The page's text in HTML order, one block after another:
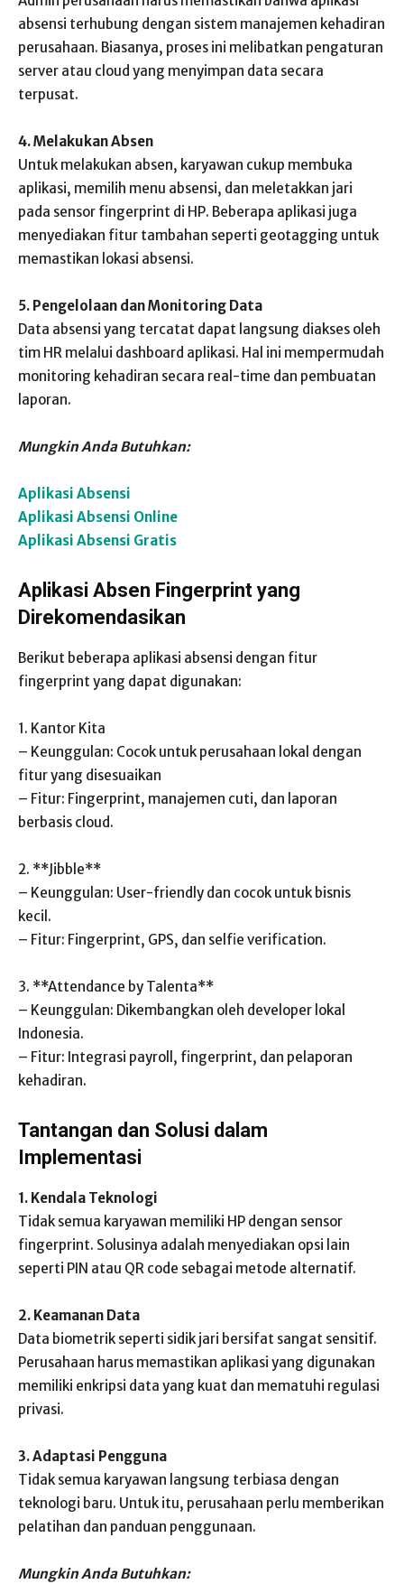
absensi terhubung dengan sistem manajemen kehadiran
perusahaan. Biasanya, proses ini melibatkan pengaturan
server atau cloud yang menyimpan data secara
terpusat.
4. Melakukan Absen
Untuk melakukan absen, karyawan cukup membuka
aplikasi, memilih menu absensi, dan meletakkan jari
pada sensor fingerprint di HP. Beberapa aplikasi juga
menyediakan fitur tambahan seperti geotagging untuk
memastikan lokasi absensi.
5. Pengelolaan dan Monitoring Data
Data absensi yang tercatat dapat langsung diakses oleh
tim HR melalui dashboard aplikasi. Hal ini mempermudah
monitoring kehadiran secara real-time dan pembuatan
laporan.
Mungkin Anda Butuhkan:
Aplikasi Absensi
Aplikasi Absensi Online
Aplikasi Absensi Gratis
Aplikasi Absen Fingerprint yang
Direkomendasikan
Berikut beberapa aplikasi absensi dengan fitur
fingerprint yang dapat digunakan:
1. Kantor Kita
– Keunggulan: Cocok untuk perusahaan lokal dengan
fitur yang disesuaikan
– Fitur: Fingerprint, manajemen cuti, dan laporan
berbasis cloud.
2. **Jibble**
– Keunggulan: User-friendly dan cocok untuk bisnis
kecil.
– Fitur: Fingerprint, GPS, dan selfie verification.
3. **Attendance by Talenta**
– Keunggulan: Dikembangkan oleh developer lokal
Indonesia.
– Fitur: Integrasi payroll, fingerprint, dan pelaporan
kehadiran.
Tantangan dan Solusi dalam
Implementasi
1. Kendala Teknologi
Tidak semua karyawan memiliki HP dengan sensor
fingerprint. Solusinya adalah menyediakan opsi lain
seperti PIN atau QR code sebagai metode alternatif.
2. Keamanan Data
Data biometrik seperti sidik jari bersifat sangat sensitif.
Perusahaan harus memastikan aplikasi yang digunakan
memiliki enkripsi data yang kuat dan mematuhi regulasi
privasi.
3. Adaptasi Pengguna
Tidak semua karyawan langsung terbiasa dengan
teknologi baru. Untuk itu, perusahaan perlu memberikan
pelatihan dan panduan penggunaan.
Mungkin Anda Butuhkan: